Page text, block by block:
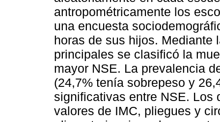
antropométricamente los
una encuesta
horas de sus hijos. Mediante
principales se clasificó la
mayor NSE. La prevalencia
(24,7% tenía sobrepeso y
significativas entre NSE. Los
valores de IMC, pliegues y